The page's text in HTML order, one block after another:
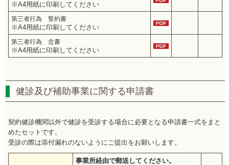
※A4用紙に印刷してください
第三者行為 誓約書
※A4用紙に印刷してください
第三者行為 念書
※A4用紙に印刷してください
健診及び補助事業に関する申請書
契約健診機関以外で健診を受診する場合に必要となる申請書一式をまと
めたセットです。
受診の際は添付漏れのないようにご提出をお願いします。
事業所経由で郵送してください。